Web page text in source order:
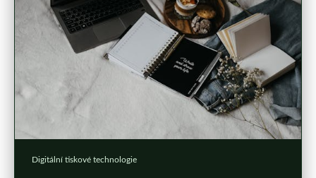
Digitální tiskové technologie